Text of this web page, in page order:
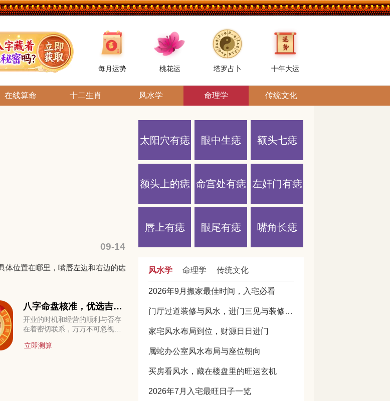
每月运势 桃花运 塔罗占卜 十年大运
在线算命 十二生肖 风水学 命理学 传统文化
09-14
体位置在哪里，嘴唇左边和右边的痣
八字命盘核准，优选吉日
吉时
开业的时机和经营的顺利与否存
在着密切联系，万万不可忽视，
吉利的气场，有于经营顺畅
立即测算
太阳穴有痣 眼中生痣 额头七痣
额头上的痣 命宫处有痣 左奸门有痣
唇上有痣 眼尾有痣 嘴角长痣
风水学 命理学 传统文化
2026年9月搬家最佳时间，入宅必看
门厅过道装修与风水，进门三见与装修避坑指南
家宅风水布局到位，财源日日进门
属蛇办公室风水布局与座位朝向
买房看风水，藏在楼盘里的旺运玄机
2026年7月入宅最旺日子一览